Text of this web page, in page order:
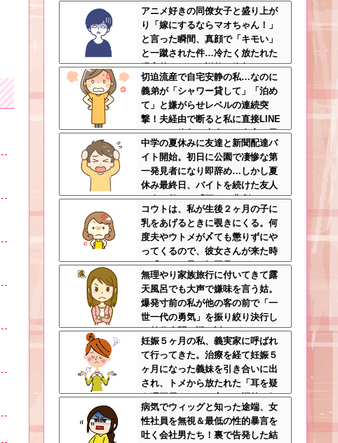
アニメ好きの同僚女子と盛り上が
り「嫁にするならマオちゃん！」
と言った瞬間、真顔で「キモい」
と一蹴された件…冷たく放たれた
現実的すぎるお説教に絶句←オタ
クのノリをリアルで出すとそうな
る
切迫流産で自宅安静の私…なのに
義弟が「シャワー貸して」「泊め
て」と嫌がらせレベルの連続突
撃！夫経由で断ると私に直接LINE
してきて絶句←大人しく自宅の風
呂に入れよ
中学の夏休みに友達と新聞配達バ
イト開始。初日に公園で凄惨な第
一発見者になり即辞め…しかし夏
休み最終日、バイトを続けた友人
の身に起きた「更なる悲劇」←こ
のバイト先、呪われすぎだろ
コウトは、私が生後２ヶ月の子に
乳をあげるときに覗きにくる。何
度夫やウトメが〆ても懲りずにや
ってくるので、彼女さんが来た時
に「コウト君が毎回見たがるのよ
～ｗ」と言うと、彼女さん鬼の形
相でコウトの元へｗ
無理やり家族旅行に付いてきて露
天風呂でも大声で嫌味を言う姑。
爆発寸前の私が他の客の前で「一
世一代の勇気」を振り絞り決行し
た前代未聞の返り討ちがこちら←
身体を張った捨て身の反撃すぎる
妊娠５ヶ月の私、義実家に呼ばれ
て行ってきた。治療を経て妊娠５
ヶ月になった義妹を引き合いに出
され、トメから放たれた「耳を疑
う理不尽すぎる一言」に愕然←妊
娠時期の操作とか超能力者かよ
病気でウィッグと知った途端、女
性社員を無視＆最低の性的暴言を
吐く会社男たち！裏で告発した結